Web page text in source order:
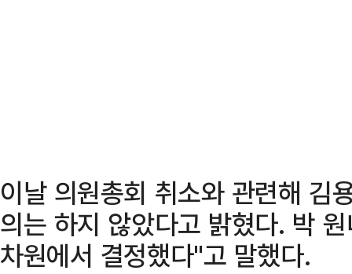
이날 의원총회 취소와 관련해 김
의는 하지 않았다고 밝혔다. 박
차원에서 결정했다"고 말했다.